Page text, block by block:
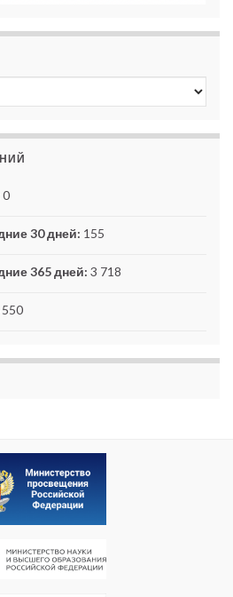
0
30 дней: 155
365 дней: 3 718
550